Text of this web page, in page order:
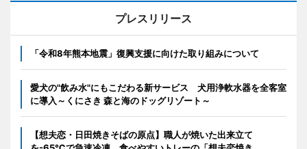
プレスリリース
「令和8年熊本地震」復興支援に向けた取り組みについて
愛犬の"飲み水"にもこだわる新サービス 犬用浄軟水器を全客室
に導入～くにさき 森と海のドッグリゾート～
【想夫恋・日田焼きそばの原点】職人が焼いた出来立て